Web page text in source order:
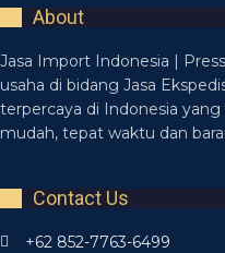
About
Jasa Import Indonesia |
usaha di bidang Jasa
terpercaya di Indonesia
mudah, tepat waktu dan
Contact Us
+62 852-7763-6499